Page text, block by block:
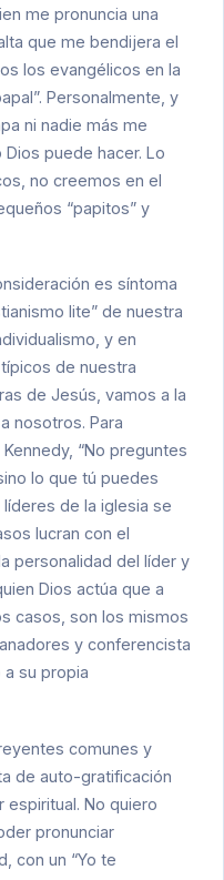
me pronuncia una
que me bendijera el
los evangélicos en la
Personalmente, y
ni nadie más me
puede hacer. Lo
no creemos en el
“papitos” y
es síntoma
lite” de nuestra
y en
de nuestra
de Jesús, vamos a la
nosotros. Para
“No preguntes
lo que tú puedes
líderes de la iglesia se
lucran con el
personalidad del líder y
Dios actúa que a
casos, son los mismos
y conferencista
su propia
comunes y
de auto-gratificación
espiritual. No quiero
pronunciar
con un “Yo te